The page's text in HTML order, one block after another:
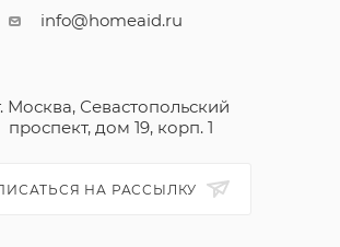
info@homeaid.ru
Москва, Севастопольский
проспект, дом 19, корп. 1
НА РАССЫЛКУ